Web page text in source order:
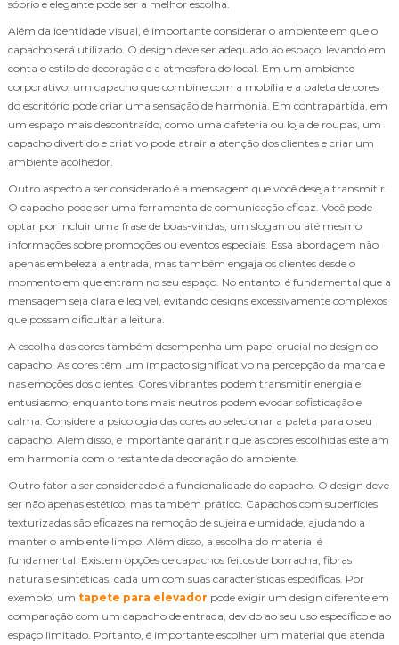
sóbrio e elegante pode ser a melhor escolha.
Além da identidade visual, é importante considerar o ambiente em que o
capacho será utilizado. O design deve ser adequado ao espaço, levando em
conta o estilo de decoração e a atmosfera do local. Em um ambiente
corporativo, um capacho que combine com a mobília e a paleta de cores
do escritório pode criar uma sensação de harmonia. Em contrapartida, em
um espaço mais descontraído, como uma cafeteria ou loja de roupas, um
capacho divertido e criativo pode atrair a atenção dos clientes e criar um
ambiente acolhedor.
Outro aspecto a ser considerado é a mensagem que você deseja transmitir.
O capacho pode ser uma ferramenta de comunicação eficaz. Você pode
optar por incluir uma frase de boas-vindas, um slogan ou até mesmo
informações sobre promoções ou eventos especiais. Essa abordagem não
apenas embeleza a entrada, mas também engaja os clientes desde o
momento em que entram no seu espaço. No entanto, é fundamental que a
mensagem seja clara e legível, evitando designs excessivamente complexos
que possam dificultar a leitura.
A escolha das cores também desempenha um papel crucial no design do
capacho. As cores têm um impacto significativo na percepção da marca e
nas emoções dos clientes. Cores vibrantes podem transmitir energia e
entusiasmo, enquanto tons mais neutros podem evocar sofisticação e
calma. Considere a psicologia das cores ao selecionar a paleta para o seu
capacho. Além disso, é importante garantir que as cores escolhidas estejam
em harmonia com o restante da decoração do ambiente.
Outro fator a ser considerado é a funcionalidade do capacho. O design deve
ser não apenas estético, mas também prático. Capachos com superfícies
texturizadas são eficazes na remoção de sujeira e umidade, ajudando a
manter o ambiente limpo. Além disso, a escolha do material é
fundamental. Existem opções de capachos feitos de borracha, fibras
naturais e sintéticas, cada um com suas características específicas. Por
exemplo, um tapete para elevador pode exigir um design diferente em
comparação com um capacho de entrada, devido ao seu uso específico e ao
espaço limitado. Portanto, é importante escolher um material que atenda